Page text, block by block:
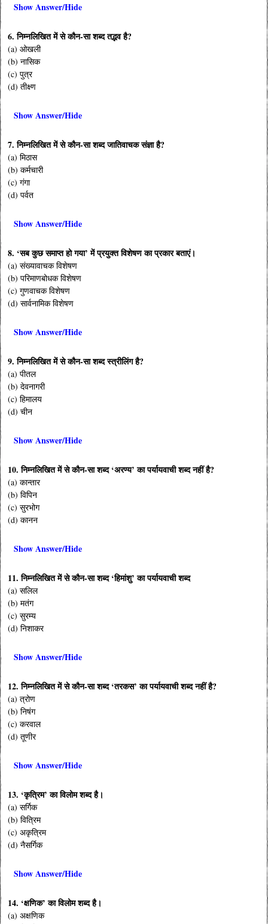
Show Answer/Hide
6. निम्नलिखित में से कौन-सा शब्द तद्भव है?
(a) ओखली
(b) नासिक
(c) पुत्र
(d) तीक्ष्ण
Show Answer/Hide
7. निम्नलिखित में से कौन-सा शब्द जातिवाचक संज्ञा है?
(a) मिठास
(b) कर्मचारी
(c) गंगा
(d) पर्वत
Show Answer/Hide
8. ‘सब कुछ समाप्त हो गया’ में प्रयुक्त विशेषण का प्रकार बताएं।
(a) संख्यावाचक विशेषण
(b) परिमाणबोधक विशेषण
(c) गुणवाचक विशेषण
(d) सार्वनामिक विशेषण
Show Answer/Hide
9. निम्नलिखित में से कौन-सा शब्द स्त्रीलिंग है?
(a) पीतल
(b) देवनागरी
(c) हिमालय
(d) चीन
Show Answer/Hide
10. निम्नलिखित में से कौन-सा शब्द ‘अरण्य’ का पर्यायवाची शब्द नहीं है?
(a) कान्तार
(b) विपिन
(c) सुरभोग
(d) कानन
Show Answer/Hide
11. निम्नलिखित में से कौन-सा शब्द ‘हिमांशु’ का पर्यायवाची शब्द
(a) सलिल
(b) मतंग
(c) सुरम्य
(d) निशाकर
Show Answer/Hide
12. निम्नलिखित में से कौन-सा शब्द ‘तरकस’ का पर्यायवाची शब्द नहीं है?
(a) त्रोण
(b) निषंग
(c) करवाल
(d) तूणीर
Show Answer/Hide
13. ‘कृत्रिम’ का विलोम शब्द है।
(a) सर्गिक
(b) वित्रिम
(c) अकृत्रिम
(d) नैसर्गिक
Show Answer/Hide
14. ‘क्षणिक’ का विलोम शब्द है।
(a) अक्षणिक